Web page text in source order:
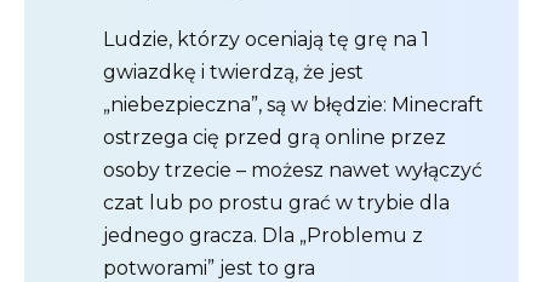
Ludzie, którzy oceniają tę grę na 1
gwiazdkę i twierdzą, że jest
„niebezpieczna”, są w błędzie: Minecraft
ostrzega cię przed grą online przez
osoby trzecie – możesz nawet wyłączyć
czat lub po prostu grać w trybie dla
jednego gracza. Dla „Problemu z
potworami” jest to gra